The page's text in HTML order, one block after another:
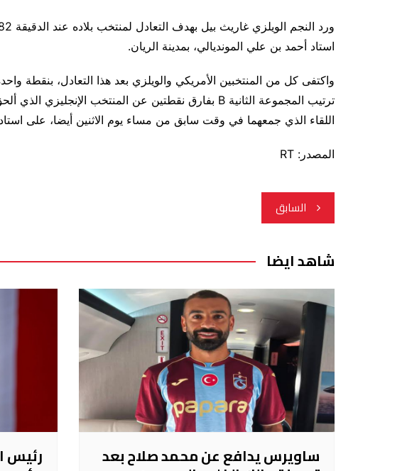
استاد أحمد بن علي المونديالي، بمدينة الريان.
واكتفى كل من المنتخبين الأمريكي والويلزي بعد هذا التعادل، بنقطة
اللقاء الذي جمعهما في وقت سابق من مساء يوم الاثنين أيضا، على
المصدر: RT
تصفّح
المقالات
السابق
شاهد ايضا
ساويرس يدافع عن محمد صلاح بعد رئيس